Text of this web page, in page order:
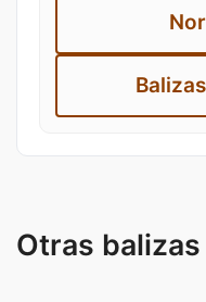
Otras